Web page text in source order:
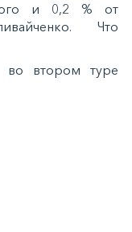
и 0,2 % от
Что
втором туре